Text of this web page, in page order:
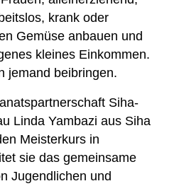
krank oder
Gemüse anbauen und
kleines Einkommen.
jemand beibringen.
Siha-
Linda Yambazi aus Siha
Meisterkurs in
sie das gemeinsame
Jugendlichen und